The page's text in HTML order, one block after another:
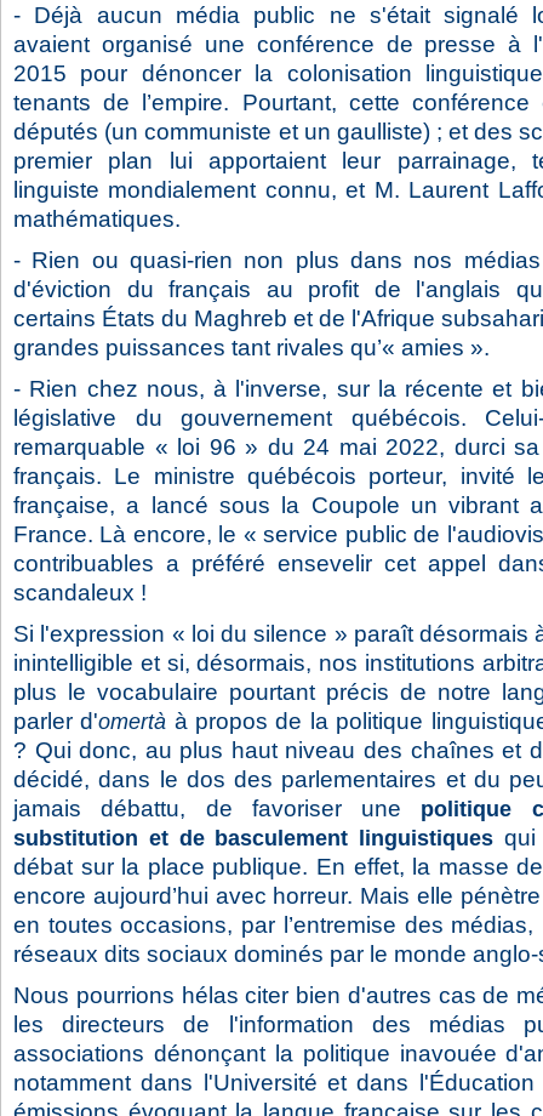
- Déjà aucun média public ne s'était signalé
avaient organisé une conférence de presse à
2015 pour dénoncer la colonisation
tenants de l’empire. Pourtant, cette
députés (un communiste et un gaulliste) ; et des
premier plan lui apportaient leur parrainage,
linguiste mondialement connu, et M. Laurent
mathématiques.
- Rien ou quasi-rien non plus dans nos
d'éviction du français au profit de l'anglais
certains États du Maghreb et de l'Afrique
grandes puissances tant rivales qu’« amies ».
- Rien chez nous, à l'inverse, sur la récente et
législative du gouvernement québécois.
remarquable « loi 96 » du 24 mai 2022, durci
français. Le ministre québécois porteur, invité
française, a lancé sous la Coupole un vibrant
France. Là encore, le « service public de
contribuables a préféré ensevelir cet appel
scandaleux !
Si l'expression « loi du silence » paraît désormais
inintelligible et si, désormais, nos institutions
plus le vocabulaire pourtant précis de notre
parler d'omertà à propos de la politique
? Qui donc, au plus haut niveau des chaînes et
décidé, dans le dos des parlementaires et du
jamais débattu, de favoriser une politique
substitution et de basculement linguistiques qui
débat sur la place publique. En effet, la masse
encore aujourd’hui avec horreur. Mais elle
en toutes occasions, par l’entremise des
réseaux dits sociaux dominés par le monde
Nous pourrions hélas citer bien d'autres cas de
les directeurs de l'information des médias
associations dénonçant la politique inavouée
notamment dans l'Université et dans